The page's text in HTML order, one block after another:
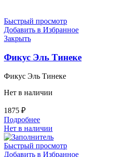
Быстрый просмотр
Добавить в Избранное
Закрыть
Фикус Эль Тинеке
Фикус Эль Тинеке
Нет в наличии
1875 ₽
Подробнее
Нет в наличии
Быстрый просмотр
Добавить в Избранное